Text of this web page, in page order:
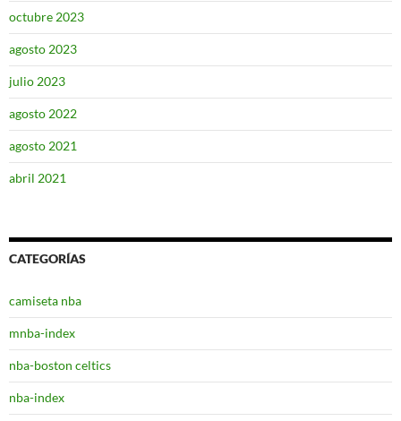
octubre 2023
agosto 2023
julio 2023
agosto 2022
agosto 2021
abril 2021
CATEGORÍAS
camiseta nba
mnba-index
nba-boston celtics
nba-index